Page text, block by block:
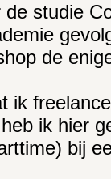
de studie
de
ik
ik hier
bij